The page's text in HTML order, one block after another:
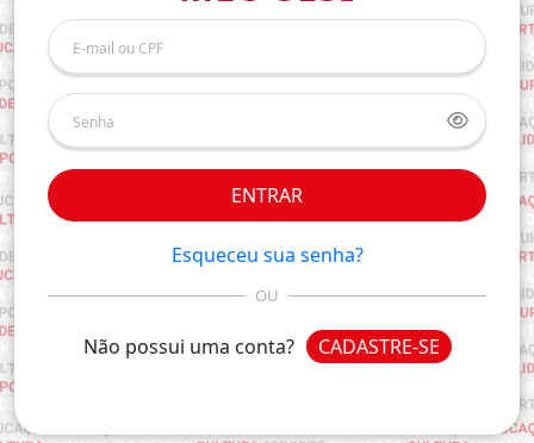
ENTRAR
Esqueceu sua senha?
OU
Não possui uma conta? CADASTRE-SE